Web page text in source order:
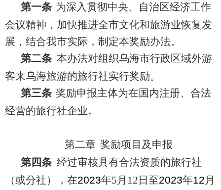
第一条 为深入贯彻中央、自治区经济工作
会议精神，加快推进全市文化和旅游业恢复发
展，结合我市实际，制定本奖励办法。
第二条 本办法对组织乌海市行政区域外游
客来乌海旅游的旅行社实行奖励。
第三条 奖励申报主体为在国内注册、合法
经营的旅行社企业。
第二章 奖励项目及申报
第四条 经过审核具有合法资质的旅行社
（或分社）
，在2023年5 月 12 日至2023年12 月